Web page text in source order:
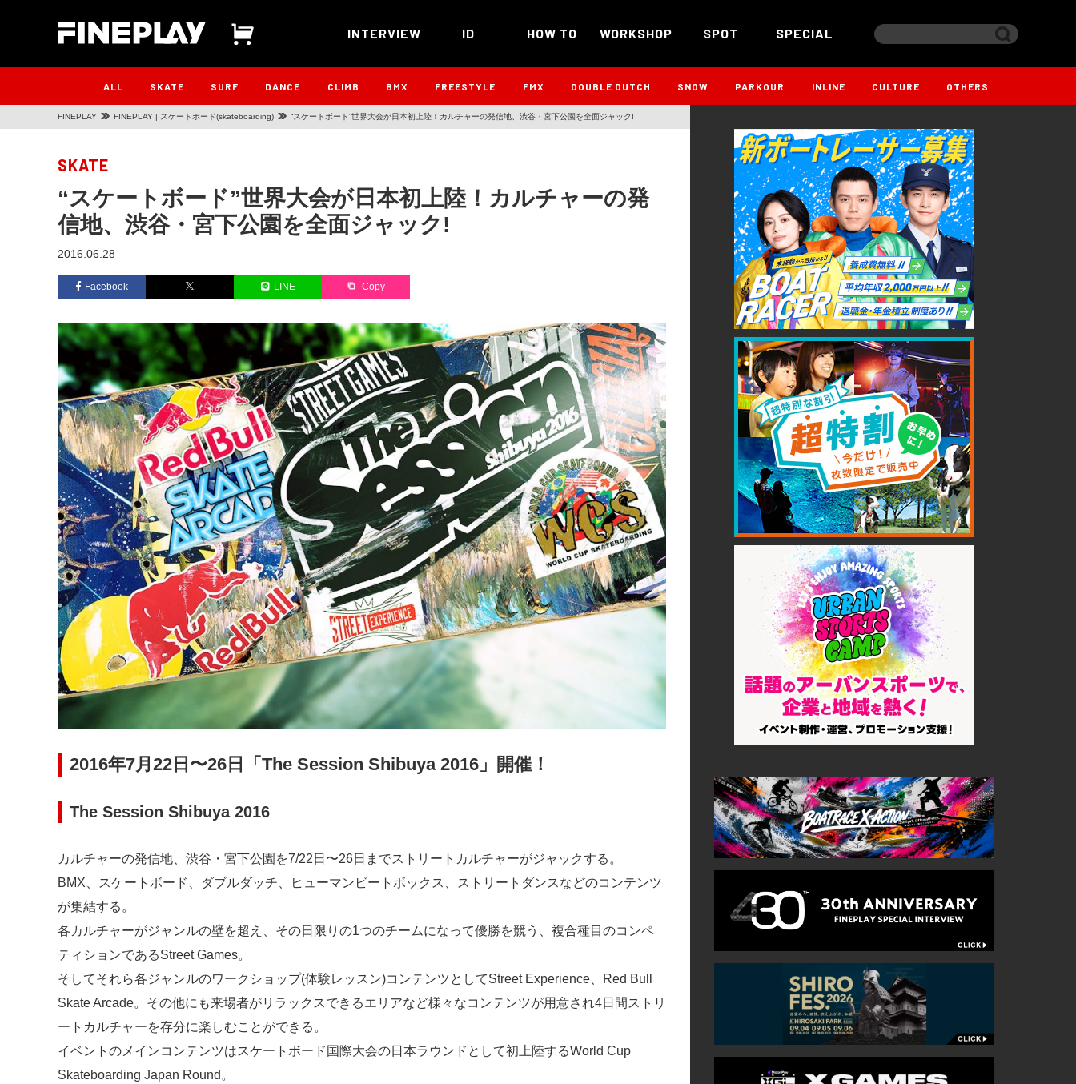
INTERVIEW ID HOW TO WORKSHOP SPOT SPECIAL
ALL SKATE SURF DANCE CLIMB BMX FREESTYLE FMX DOUBLE DUTCH SNOW PARKOUR INLINE CULTURE OTHERS
FINEPLAY FINEPLAY | スケートボード(skateboarding) “スケートボード”世界大会が日本初上陸！カルチャーの発信地、渋谷・宮下公園を全面ジャック!
SKATE
“スケートボード”世界大会が日本初上陸！カルチャーの発
信地、渋谷・宮下公園を全面ジャック!
2016.06.28
Facebook LINE Copy
2016年7月22日〜26日「The Session Shibuya 2016」開催！
The Session Shibuya 2016
カルチャーの発信地、渋谷・宮下公園を7/22日〜26日までストリートカルチャーがジャックする。
BMX、スケートボード、ダブルダッチ、ヒューマンビートボックス、ストリートダンスなどのコンテンツ
が集結する。
各カルチャーがジャンルの壁を超え、その日限りの1つのチームになって優勝を競う、複合種目のコンペ
ティションであるStreet Games。
そしてそれら各ジャンルのワークショップ(体験レッスン)コンテンツとしてStreet Experience、Red Bull
Skate Arcade。その他にも来場者がリラックスできるエリアなど様々なコンテンツが用意され4日間ストリ
ートカルチャーを存分に楽しむことができる。
イベントのメインコンテンツはスケートボード国際大会の日本ラウンドとして初上陸するWorld Cup
Skateboarding Japan Round。